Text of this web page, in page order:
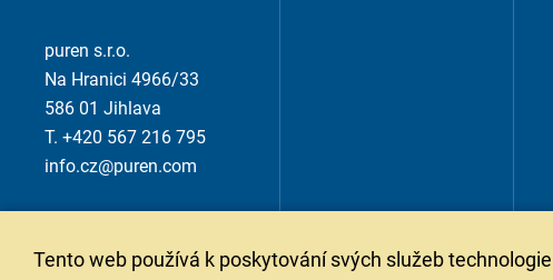
puren s.r.o.
Na Hranici 4966/33
586 01 Jihlava
T. +420 567 216 795
info.cz@puren.com
Tento web používá k poskytování svých služeb technologie